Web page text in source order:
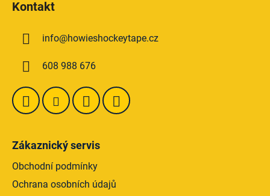
Kontakt
info@howieshockeytape.cz
608 988 676
Zákaznický servis
Obchodní podmínky
Ochrana osobních údajů